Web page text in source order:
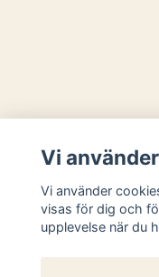
Sociala medier
Vi
Vi använder
visas för dig och
upplevelse när du